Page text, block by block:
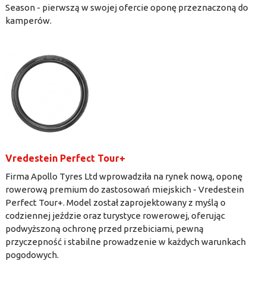
Season - pierwszą w swojej ofercie oponę przeznaczoną do
kamperów.
Vredestein Perfect Tour+
Firma Apollo Tyres Ltd wprowadziła na rynek nową, oponę
rowerową premium do zastosowań miejskich - Vredestein
Perfect Tour+. Model został zaprojektowany z myślą o
codziennej jeździe oraz turystyce rowerowej, oferując
podwyższoną ochronę przed przebiciami, pewną
przyczepność i stabilne prowadzenie w każdych warunkach
pogodowych.